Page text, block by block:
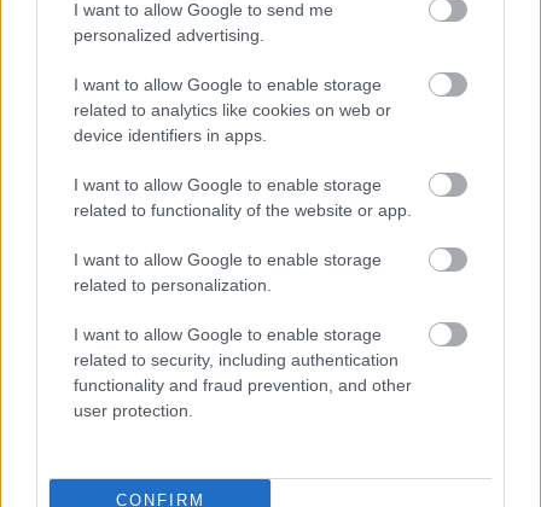
I want to allow Google to send me
personalized advertising.
I want to allow Google to enable storage
related to analytics like cookies on web or
device identifiers in apps.
I want to allow Google to enable storage
related to functionality of the website or app.
I want to allow Google to enable storage
related to personalization.
I want to allow Google to enable storage
related to security, including authentication
functionality and fraud prevention, and other
user protection.
CONFIRM
működött. Abban az időben fel sem merült volna,
hogy Max ne legyen minden topcsapat első
számú célpontja” – mondta Berger.
A mai vezetők viszont sokkal érzékenyebbek a
csapategységre. A Mercedes 2014 és 2016 között
59 futamból 51-et megnyert, ám Lewis Hamilton
és Nico Rosberg rivalizálása komoly belső
feszültséget okozott az istállónál - emelte ki az
Oversteer.